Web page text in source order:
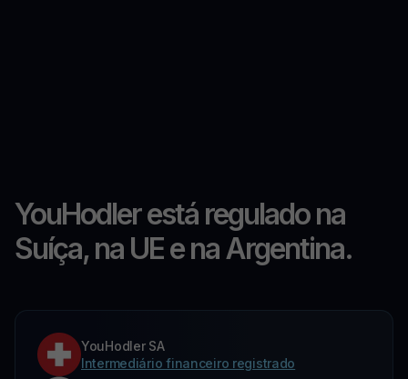
YouHodler está regulado na
Suíça, na UE e na Argentina.
YouHodler SA
Intermediário financeiro registrado